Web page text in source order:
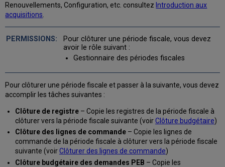
Renouvellements, Configuration, etc. consultez Introduction aux
acquisitions
Pour clôturer une période fiscale, vous devez
avoir le rôle suivant :
Gestionnaire des périodes fiscales
Pour clôturer une période fiscale et passer à la suivante, vous devez
accomplir les tâches suivantes :
Clôture de registre– Copie les registres de la période fiscale à
clôturer vers la période fiscale suivante (voirClôture budgétaire)
Clôture des lignes de commande– Copie les lignes de
commande de la période fiscale à clôturer vers la période fiscale
suivante (voirClôturer des lignes de commande)
Clôture budgétaire des demandes PEB – Copie les